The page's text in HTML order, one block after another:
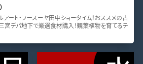
アート・フースーヤ田中ショータイム！おススメの古
宮デパ地下で厳選食材購入！観葉植物を育てるテ